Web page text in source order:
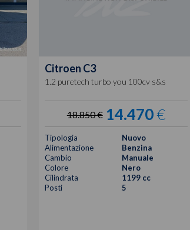
Citroen C3
1.2 puretech turbo you 100cv s&s
18.850 € 14.470€
Tipologia
Nuovo
Alimentazione
Benzina
Cambio
Manuale
Colore
Nero
Cilindrata
1199 cc
Posti
5